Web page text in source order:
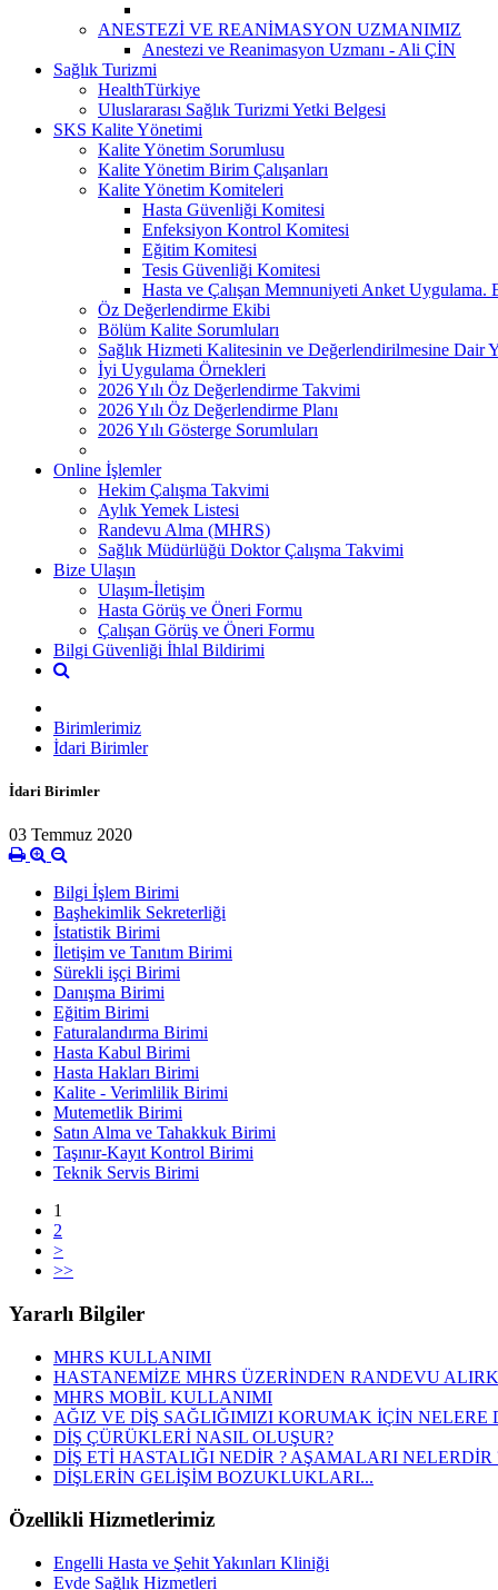
ANESTEZİ VE REANİMASYON UZMANIMIZ
Anestezi ve Reanimasyon Uzmanı - Ali ÇİN
Sağlık Turizmi
HealthTürkiye
Uluslararası Sağlık Turizmi Yetki Belgesi
SKS Kalite Yönetimi
Kalite Yönetim Sorumlusu
Kalite Yönetim Birim Çalışanları
Kalite Yönetim Komiteleri
Hasta Güvenliği Komitesi
Enfeksiyon Kontrol Komitesi
Eğitim Komitesi
Tesis Güvenliği Komitesi
Hasta ve Çalışan Memnuniyeti Anket Uygulama.
Öz Değerlendirme Ekibi
Bölüm Kalite Sorumluları
Sağlık Hizmeti Kalitesinin ve Değerlendirilmesine Dair
İyi Uygulama Örnekleri
2026 Yılı Öz Değerlendirme Takvimi
2026 Yılı Öz Değerlendirme Planı
2026 Yılı Gösterge Sorumluları
Online İşlemler
Hekim Çalışma Takvimi
Aylık Yemek Listesi
Randevu Alma (MHRS)
Sağlık Müdürlüğü Doktor Çalışma Takvimi
Bize Ulaşın
Ulaşım-İletişim
Hasta Görüş ve Öneri Formu
Çalışan Görüş ve Öneri Formu
Bilgi Güvenliği İhlal Bildirimi
Birimlerimiz
İdari Birimler
İdari Birimler
03 Temmuz 2020
Bilgi İşlem Birimi
Başhekimlik Sekreterliği
İstatistik Birimi
İletişim ve Tanıtım Birimi
Sürekli işçi Birimi
Danışma Birimi
Eğitim Birimi
Faturalandırma Birimi
Hasta Kabul Birimi
Hasta Hakları Birimi
Kalite - Verimlilik Birimi
Mutemetlik Birimi
Satın Alma ve Tahakkuk Birimi
Taşınır-Kayıt Kontrol Birimi
Teknik Servis Birimi
1
2
>
>>
Yararlı Bilgiler
MHRS KULLANIMI
HASTANEMİZE MHRS ÜZERİNDEN RANDEVU
MHRS MOBİL KULLANIMI
AĞIZ VE DİŞ SAĞLIĞIMIZI KORUMAK İÇİN NELERE
DİŞ ÇÜRÜKLERİ NASIL OLUŞUR?
DİŞ ETİ HASTALIĞI NEDİR ? AŞAMALARI NELERDİR
DİŞLERİN GELİŞİM BOZUKLUKLARI...
Özellikli Hizmetlerimiz
Engelli Hasta ve Şehit Yakınları Kliniği
Evde Sağlık Hizmetleri